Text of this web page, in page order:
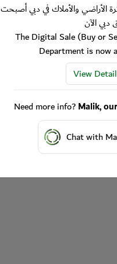
الأراضي والأملاك في دبي أصبحت
دبي الآن
The Digital Sale (Buy or
Department is now
View
Need more info?Malik,
Chat with